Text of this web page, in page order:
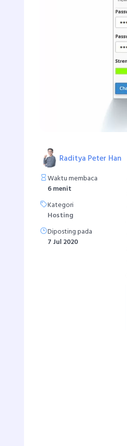
Raditya Peter Han
Waktu membaca
6 menit
Kategori
Hosting
Diposting pada
7 Jul 2020